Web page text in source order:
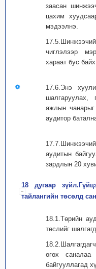
заасан
цахим
мэдээлнэ.
чиглэлээр
хараат бус
17.6.Энэ
шалгаруулах,
ажлын
аудитор
аудитын
зардлын 20
18 дугаар
тайлангийн төсөлд
18.1.Төрийн
төслийг
өгөх саналаа
байгууллагад